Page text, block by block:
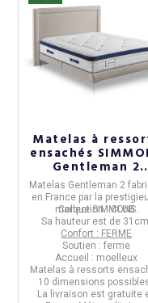
Matelas à
ensachés
Gentleman 2
soutien ferme
accueil
10 tailles
Matelas Gentleman 2
en France par la
marqueSIMMONS.
Collection :CLUB
Sa hauteur est de 31cm.
Confort : FERME
Soutien : ferme
Accueil : moelleux
Matelas à ressorts
10 dimensions
La livraison est gratuite